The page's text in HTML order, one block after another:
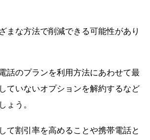
まな方法で削減できる可能性があり
話のプランを利用方法にあわせて最
ていないオプションを解約するなど
ょう。
て割引率を高めることや携帯電話と